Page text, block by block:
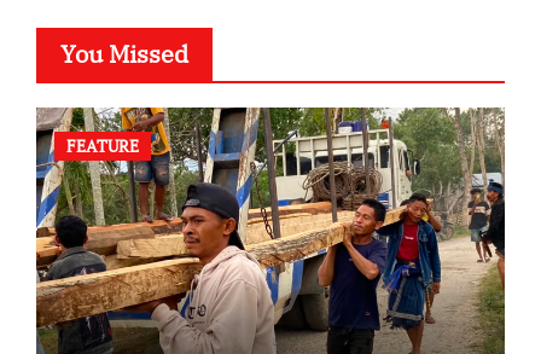
You Missed
FEATURE